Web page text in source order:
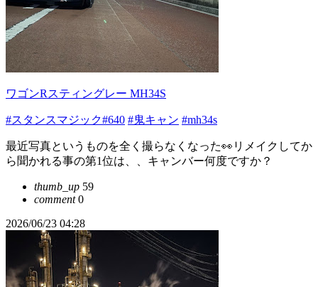
ワゴンRスティングレー MH34S
#スタンスマジック#640 #鬼キャン #mh34s
最近写真というものを全く撮らなくなった👀リメイクしてか
ら聞かれる事の第1位は、、キャンバー何度ですか？
thumb_up 59
comment0
2026/06/23 04:28